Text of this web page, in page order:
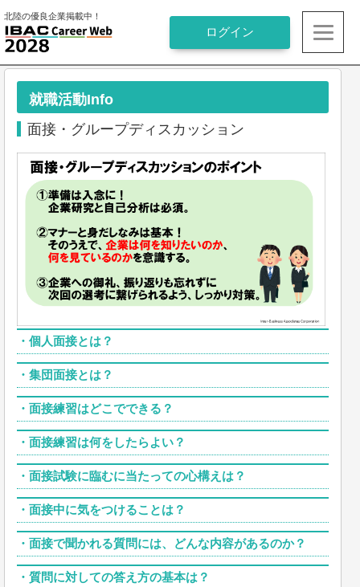
北陸の優良企業掲載中！
就職活動Info
面接・グループディスカッション
・ 個人面接とは？
・ 集団面接とは？
・ 面接練習はどこでできる？
・ 面接練習は何をしたらよい？
・ 面接試験に臨むに当たっての心構えは？
・ 面接中に気をつけることは？
・ 面接で聞かれる質問には、どんな内容があるのか？
・ 質問に対しての答え方の基本は？